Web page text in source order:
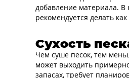
добавление материала. В
рекомендуется делать
Сухость
Чем суше песок, тем
может выходить
запасах, требует